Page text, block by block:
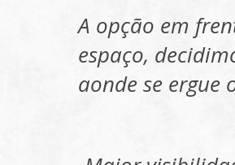
A opção em
espaço,
aonde se ergue